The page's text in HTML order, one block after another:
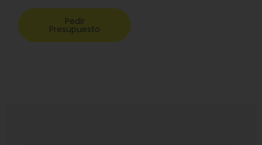
Pedir
Presupuesto